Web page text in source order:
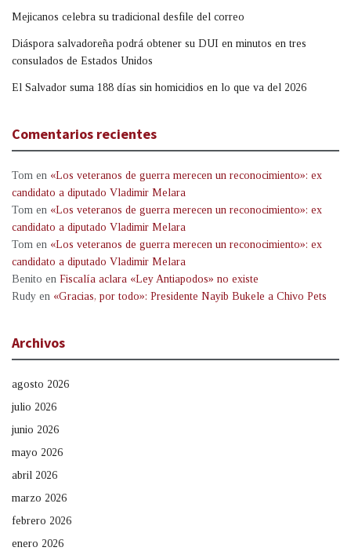
Mejicanos celebra su tradicional desfile del correo
Diáspora salvadoreña podrá obtener su DUI en minutos en tres
consulados de Estados Unidos
El Salvador suma 188 días sin homicidios en lo que va del 2026
Comentarios recientes
Tom en «Los veteranos de guerra merecen un reconocimiento»: ex
candidato a diputado Vladimir Melara
Tom en «Los veteranos de guerra merecen un reconocimiento»: ex
candidato a diputado Vladimir Melara
Tom en «Los veteranos de guerra merecen un reconocimiento»: ex
candidato a diputado Vladimir Melara
Benito en Fiscalía aclara «Ley Antiapodos» no existe
Rudy en «Gracias, por todo»: Presidente Nayib Bukele a Chivo Pets
Archivos
agosto 2026
julio 2026
junio 2026
mayo 2026
abril 2026
marzo 2026
febrero 2026
enero 2026